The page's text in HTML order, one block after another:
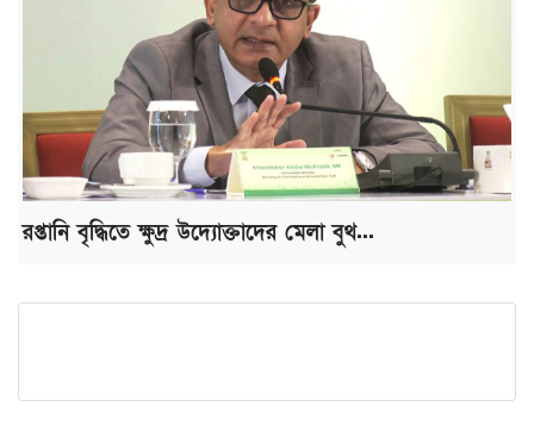
রপ্তানি বৃদ্ধিতে ক্ষুদ্র উদ্যোক্তাদের মেলা বুথ...